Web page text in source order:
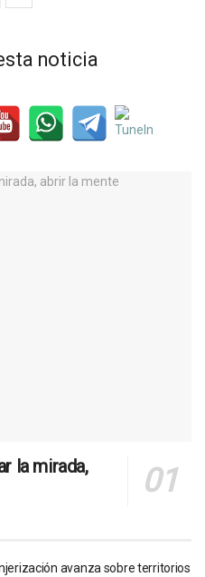
noticia
la mirada,
avanza sobre territorios